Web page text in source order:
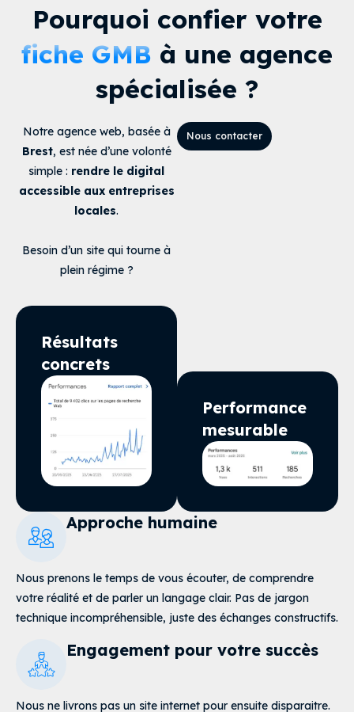
Pourquoi confier votre
fiche GMB à une agence
spécialisée ?
Notre agence web, basée à
Brest, est née d’une volonté
simple : rendre le digital
accessible aux entreprises
locales.
Besoin d’un site qui tourne à
plein régime ?
Nous contacter
Résultats
concrets
Performance
mesurable
Approche humaine
Nous prenons le temps de vous écouter, de comprendre
votre réalité et de parler un langage clair. Pas de jargon
technique incompréhensible, juste des échanges constructifs.
Engagement pour votre succès
Nous ne livrons pas un site internet pour ensuite disparaitre.